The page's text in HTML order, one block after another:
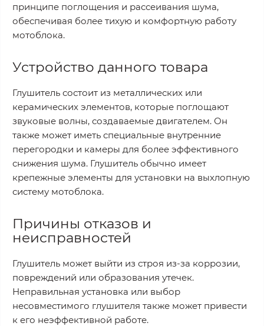
принципе поглощения и рассеивания шума,
обеспечивая более тихую и комфортную работу
мотоблока.
Устройство данного товара
Глушитель состоит из металлических или
керамических элементов, которые поглощают
звуковые волны, создаваемые двигателем. Он
также может иметь специальные внутренние
перегородки и камеры для более эффективного
снижения шума. Глушитель обычно имеет
крепежные элементы для установки на выхлопную
систему мотоблока.
Причины отказов и
неисправностей
Глушитель может выйти из строя из-за коррозии,
повреждений или образования утечек.
Неправильная установка или выбор
несовместимого глушителя также может привести
к его неэффективной работе.